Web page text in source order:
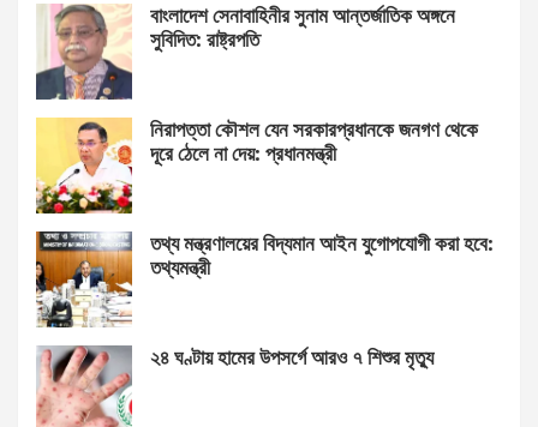
বাংলাদেশ সেনাবাহিনীর সুনাম আন্তর্জাতিক অঙ্গনে
সুবিদিত: রাষ্ট্রপতি
নিরাপত্তা কৌশল যেন সরকারপ্রধানকে জনগণ থেকে
দূরে ঠেলে না দেয়: প্রধানমন্ত্রী
তথ্য মন্ত্রণালয়ের বিদ্যমান আইন যুগোপযোগী করা হবে:
তথ্যমন্ত্রী
২৪ ঘণ্টায় হামের উপসর্গে আরও ৭ শিশুর মৃত্যু